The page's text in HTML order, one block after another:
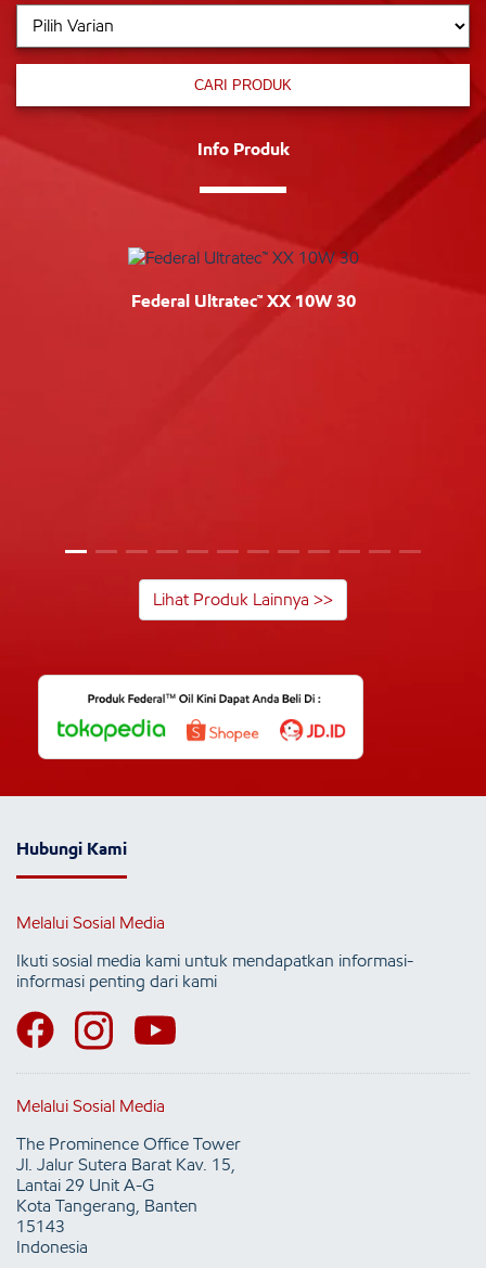
CARI PRODUK
Info Produk
Federal Ultratec™ XX 10W 30
Lihat Produk Lainnya >>
Hubungi Kami
Melalui Sosial Media
Ikuti sosial media kami untuk mendapatkan informasi-
informasi penting dari kami
Melalui Sosial Media
The Prominence Office Tower
Jl. Jalur Sutera Barat Kav. 15,
Lantai 29 Unit A-G
Kota Tangerang, Banten
15143
Indonesia